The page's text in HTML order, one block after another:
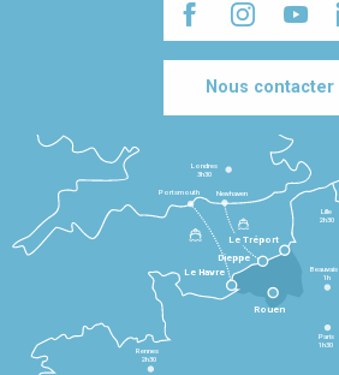
Nous contacter
Le Havre
Dieppe
Le Tréport
Rennes
2h30
Paris
1h30
Beauvais
1h
Lille
2h30
Londres
3h30
Newhaven
Portsmouth
Rouen